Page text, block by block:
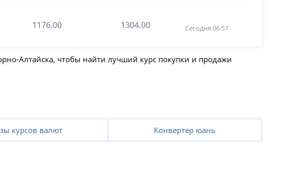
1176.00 1304.00 Сегодня 06:57
Алтайска, чтобы найти лучший курс покупки и продажи
курсов валют Конвертер юань